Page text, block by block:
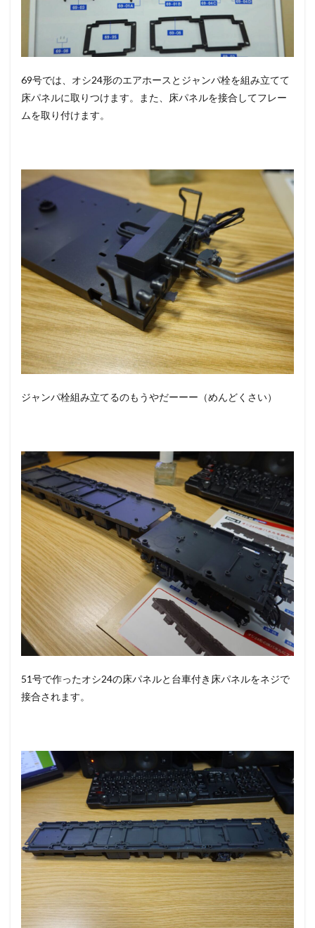
69号では、オシ24形のエアホースとジャンパ栓を組み立てて
床パネルに取りつけます。また、床パネルを接合してフレー
ムを取り付けます。
ジャンパ栓組み立てるのもうやだーーー（めんどくさい）
51号で作ったオシ24の床パネルと台車付き床パネルをネジで
接合されます。